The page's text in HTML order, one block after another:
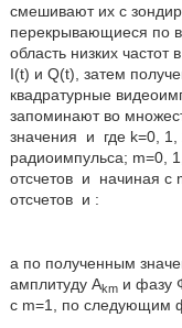
смешивают их с
перекрывающиеся по
область низких частот
I(t) и Q(t), затем
квадратурные
запоминают во
значения
и
где k=0,
радиоимпульса; m=0,
отсчетов и
начиная с
отсчетов и :
а по полученным
амплитуду Akmи фазу
с m=1, по следующим